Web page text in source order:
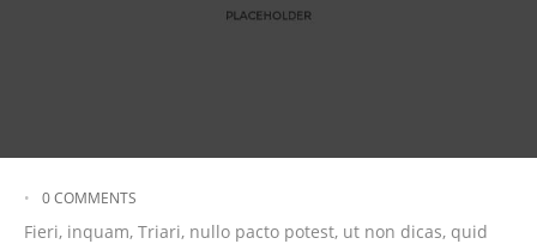
0COMMENTS
Fieri, inquam, Triari, nullo pacto potest, ut non dicas, quid